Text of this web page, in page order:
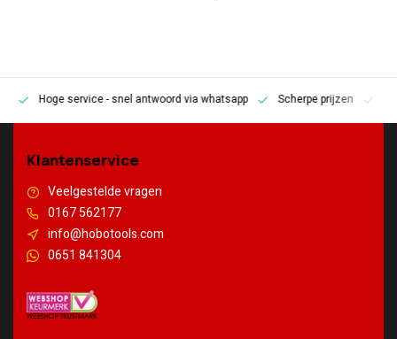
Hoge service- snel antwoord via whatsapp Scherpe prijzen
Klantenservice
Veelgestelde vragen
0167 562177
info@hobotools.com
0651 841304